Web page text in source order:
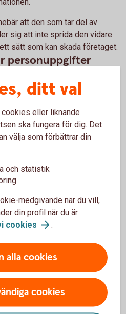
att den som tar del av
sig att inte sprida den vidare
sätt som kan skada företaget.
personuppgifter
kunduppgifter eller
(GDPR).
att företaget ska informera
samlas in och används, till
med
uppgifter åt företaget.
under ett avtal
är det viktigt att du förstår
innehålla formuleringar
kan få större konsekvenser
det vara klokt att låta en jurist
ditt val
cookies eller liknande
ska fungera för dig. Det
välja som förbättrar din
och statistik
medgivande när du vill,
din profil när du är
cookies .
alla cookies
cookies